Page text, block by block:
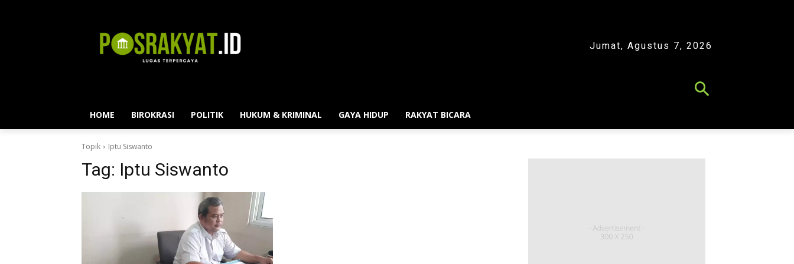
Jumat, Agustus 7, 2026
HOME BIROKRASI POLITIK HUKUM & KRIMINAL GAYA HIDUP RAKYAT BICARA
Topik Iptu Siswanto
Tag: Iptu Siswanto